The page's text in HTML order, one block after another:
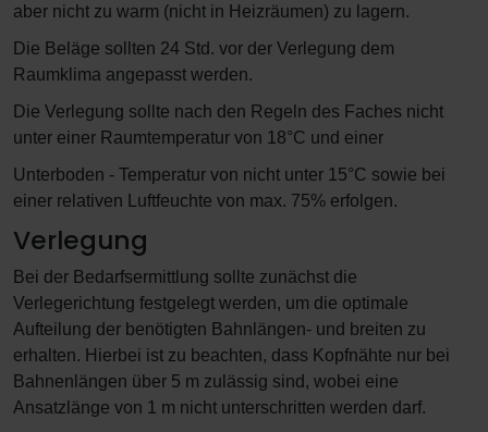
aber nicht zu warm (nicht in Heizräumen) zu lagern.
Die Beläge sollten 24 Std. vor der Verlegung dem
Raumklima angepasst werden.
Die Verlegung sollte nach den Regeln des Faches nicht
unter einer Raumtemperatur von 18°C und einer
Unterboden - Temperatur von nicht unter 15°C sowie bei
einer relativen Luftfeuchte von max. 75% erfolgen.
Verlegung
Bei der Bedarfsermittlung sollte zunächst die
Verlegerichtung festgelegt werden, um die optimale
Aufteilung der benötigten Bahnlängen- und breiten zu
erhalten. Hierbei ist zu beachten, dass Kopfnähte nur bei
Bahnenlängen über 5 m zulässig sind, wobei eine
Ansatzlänge von 1 m nicht unterschritten werden darf.